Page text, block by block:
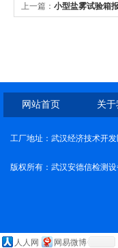
上一篇： 小型盐雾试验箱
网站首页 关
工厂地址：武汉经济技术开
版权所有：武汉安德信检测
人人网 网易微博